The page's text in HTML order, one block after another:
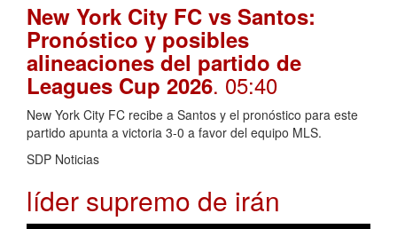
New York City FC vs Santos:
Pronóstico y posibles
alineaciones del partido de
Leagues Cup 2026. 05:40
New York City FC recibe a Santos y el pronóstico para este
partido apunta a victoria 3-0 a favor del equipo MLS.
SDP Noticias
líder supremo de irán